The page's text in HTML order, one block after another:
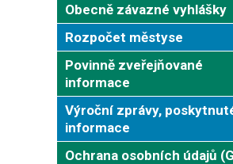
Obecně závazné vyhlášky
Rozpočet městyse
Povinně zveřejňované
informace
Výroční zprávy,
informace
Ochrana osobních údajů